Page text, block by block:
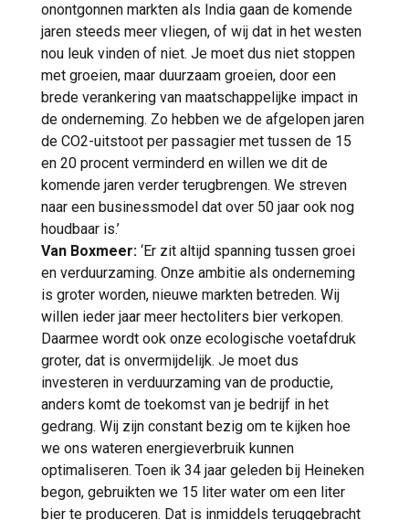
onontgonnen markten als India gaan de komende
jaren steeds meer vliegen, of wij dat in het westen
nou leuk vinden of niet. Je moet dus niet stoppen
met groeien, maar duurzaam groeien, door een
brede verankering van maatschappelijke impact in
de onderneming. Zo hebben we de afgelopen jaren
de CO2-uitstoot per passagier met tussen de 15
en 20 procent verminderd en willen we dit de
komende jaren verder terugbrengen. We streven
naar een businessmodel dat over 50 jaar ook nog
houdbaar is.’
Van Boxmeer: ‘Er zit altijd spanning tussen groei
en verduurzaming. Onze ambitie als onderneming
is groter worden, nieuwe markten betreden. Wij
willen ieder jaar meer hectoliters bier verkopen.
Daarmee wordt ook onze ecologische voetafdruk
groter, dat is onvermijdelijk. Je moet dus
investeren in verduurzaming van de productie,
anders komt de toekomst van je bedrijf in het
gedrang. Wij zijn constant bezig om te kijken hoe
we ons wateren energieverbruik kunnen
optimaliseren. Toen ik 34 jaar geleden bij Heineken
begon, gebruikten we 15 liter water om een liter
bier te produceren. Dat is inmiddels teruggebracht